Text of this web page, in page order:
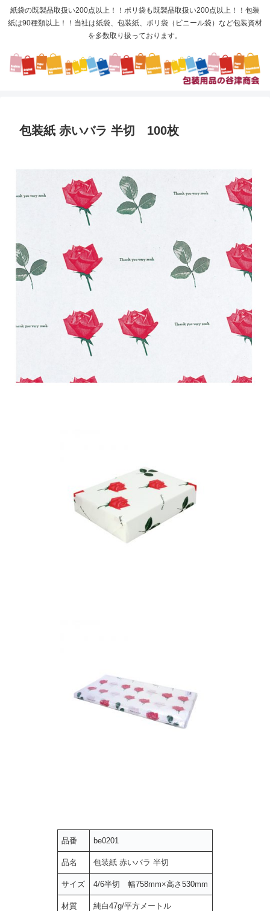
紙袋の既製品取扱い200点以上！！ポリ袋も既製品取扱い200点以上！！包装
紙は90種類以上！！当社は紙袋、包装紙、ポリ袋（ビニール袋）など包装資材
を多数取り扱っております。
包装紙 赤いバラ 半切 100枚
品番 be0201
品名 包装紙 赤いバラ 半切
サイズ 4/6半切 幅758mm×高さ530mm
材質 純白47g/平方メートル